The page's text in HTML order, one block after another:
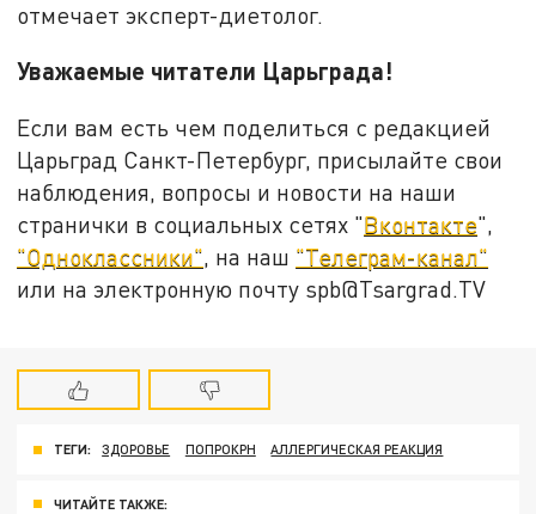
отмечает эксперт-диетолог.
Уважаемые читатели Царьграда!
Если вам есть чем поделиться с редакцией
Царьград Санкт-Петербург, присылайте свои
наблюдения, вопросы и новости на наши
странички в социальных сетях "Вконтакте",
"Одноклассники", на наш "Телеграм-канал"
или на электронную почту spb@Tsargrad.TV
ТЕГИ: ЗДОРОВЬЕ ПОПРОКРН АЛЛЕРГИЧЕСКАЯ РЕАКЦИЯ
ЧИТАЙТЕ ТАКЖЕ: